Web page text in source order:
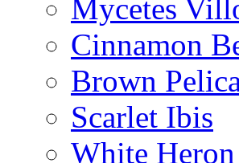
Mycetes
Cinnamon
Brown
Scarlet Ibis
White Heron